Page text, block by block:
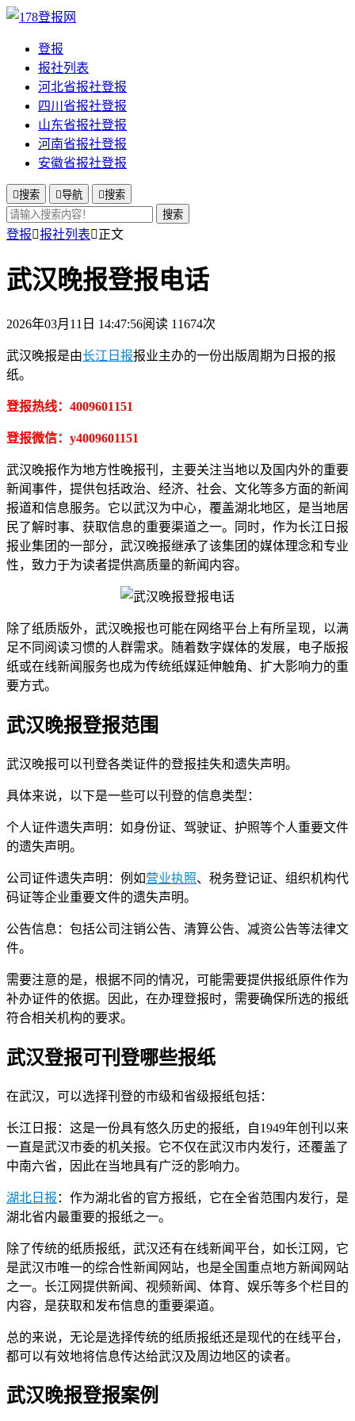
登报
报社列表
河北省报社登报
四川省报社登报
山东省报社登报
河南省报社登报
安徽省报社登报
搜索 导航 搜索
搜索
登报报社列表正文
武汉晚报登报电话
2026年03月11日 14:47:56阅读 11674次
武汉晚报是由长江日报报业主办的一份出版周期为日报的报
纸。
登报热线：4009601151
登报微信：y4009601151
武汉晚报作为地方性晚报刊，主要关注当地以及国内外的重要
新闻事件，提供包括政治、经济、社会、文化等多方面的新闻
报道和信息服务。它以武汉为中心，覆盖湖北地区，是当地居
民了解时事、获取信息的重要渠道之一。同时，作为长江日报
报业集团的一部分，武汉晚报继承了该集团的媒体理念和专业
性，致力于为读者提供高质量的新闻内容。
除了纸质版外，武汉晚报也可能在网络平台上有所呈现，以满
足不同阅读习惯的人群需求。随着数字媒体的发展，电子版报
纸或在线新闻服务也成为传统纸媒延伸触角、扩大影响力的重
要方式。
武汉晚报登报范围
武汉晚报可以刊登各类证件的登报挂失和遗失声明。
具体来说，以下是一些可以刊登的信息类型：
个人证件遗失声明：如身份证、驾驶证、护照等个人重要文件
的遗失声明。
公司证件遗失声明：例如营业执照、税务登记证、组织机构代
码证等企业重要文件的遗失声明。
公告信息：包括公司注销公告、清算公告、减资公告等法律文
件。
需要注意的是，根据不同的情况，可能需要提供报纸原件作为
补办证件的依据。因此，在办理登报时，需要确保所选的报纸
符合相关机构的要求。
武汉登报可刊登哪些报纸
在武汉，可以选择刊登的市级和省级报纸包括：
长江日报：这是一份具有悠久历史的报纸，自1949年创刊以来
一直是武汉市委的机关报。它不仅在武汉市内发行，还覆盖了
中南六省，因此在当地具有广泛的影响力。
湖北日报 ：作为湖北省的官方报纸，它在全省范围内发行，是
湖北省内最重要的报纸之一。
除了传统的纸质报纸，武汉还有在线新闻平台，如长江网，它
是武汉市唯一的综合性新闻网站，也是全国重点地方新闻网站
之一。长江网提供新闻、视频新闻、体育、娱乐等多个栏目的
内容，是获取和发布信息的重要渠道。
总的来说，无论是选择传统的纸质报纸还是现代的在线平台，
都可以有效地将信息传达给武汉及周边地区的读者。
武汉晚报登报案例